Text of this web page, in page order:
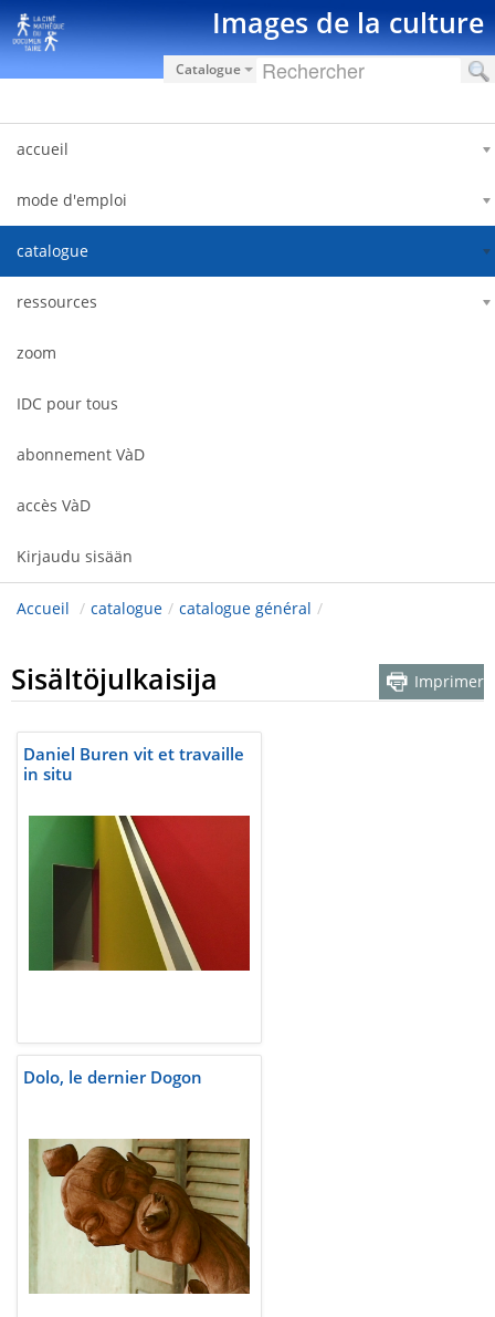
Hyppää sisältöön Images de la culture
Catalogue
accueil
mode d'emploi
catalogue
ressources
zoom
IDC pour tous
abonnement VàD
accès VàD
Kirjaudu sisään
Accueil / catalogue / catalogue général /
Sisältöjulkaisija Imprimer
Daniel Buren vit et travaille
in situ
Dolo, le dernier Dogon